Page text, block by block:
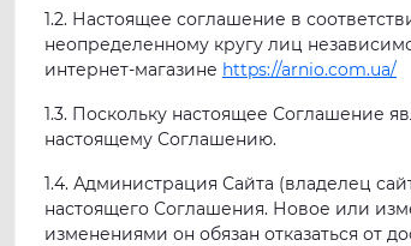
1.2. Настоящее соглашение в
неопределенному кругу лиц
интернет-магазине https://arnio.com.ua/
1.3. Поскольку настоящее Соглашение
настоящему Соглашению.
1.4. Администрация Сайта (владелец
настоящего Соглашения. Новое или
изменениями он обязан отказаться от